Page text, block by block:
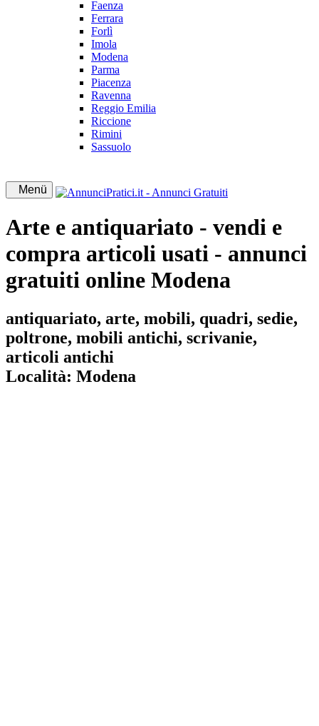
Faenza
Ferrara
Forlì
Imola
Modena
Parma
Piacenza
Ravenna
Reggio Emilia
Riccione
Rimini
Sassuolo
Menü
Arte e antiquariato - vendi e
compra articoli usati - annunci
gratuiti online Modena
antiquariato, arte, mobili, quadri, sedie,
poltrone, mobili antichi, scrivanie,
articoli antichi
Località: Modena